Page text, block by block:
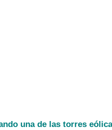
una de las torres